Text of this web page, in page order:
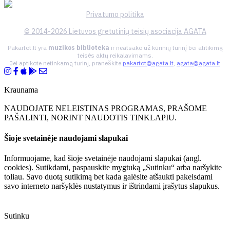
Privatumo politika
© 2014-2026 Lietuvos gretutinių teisių asociacija AGATA
Pakartot.lt yra muzikos biblioteka ir neatsako už kūrinių turinį bei atitikimą
teisės aktų reikalavimams.
Jei aptikote netinkamą turinį, praneškite pakartot@agata.lt, agata@agata.lt
Kraunama
NAUDOJATE NELEISTINAS PROGRAMAS, PRAŠOME
PAŠALINTI, NORINT NAUDOTIS TINKLAPIU.
Šioje svetainėje naudojami slapukai
Informuojame, kad šioje svetainėje naudojami slapukai (angl.
cookies). Sutikdami, paspauskite mygtuką „Sutinku“ arba naršykite
toliau. Savo duotą sutikimą bet kada galėsite atšaukti pakeisdami
savo interneto naršyklės nustatymus ir ištrindami įrašytus slapukus.
Sutinku